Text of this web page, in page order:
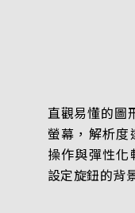
直觀易懂的圖
螢幕，解析度
操作與彈性
設定旋鈕的背